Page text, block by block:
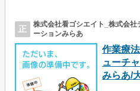
正
株式会社看ゴシエイト_株式会
ーションみらあ
作業療
ューチ
みらあ/